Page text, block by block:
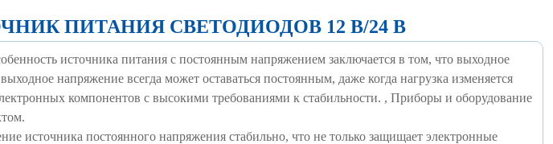
ПИТАНИЯ СВЕТОДИОДОВ 12 В/24 В
источника питания с постоянным напряжением заключается в том, что выходное
напряжение всегда может оставаться постоянным, даже когда нагрузка изменяется
компонентов с высокими требованиями к стабильности. , Приборы и оборудование
источника постоянного напряжения стабильно, что не только защищает электронные